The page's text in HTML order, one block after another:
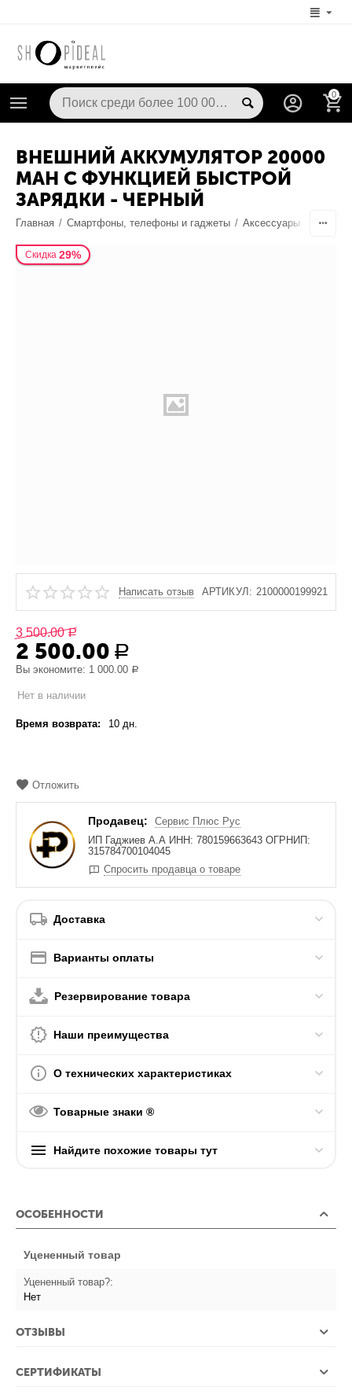
0
ВНЕШНИЙ АККУМУЛЯТОР 20000
MAH С ФУНКЦИЕЙ БЫСТРОЙ
ЗАРЯДКИ - ЧЕРНЫЙ
Главная / Смартфоны, телефоны и гаджеты / Аксессуары
Скидка 29%
Написать отзыв АРТИКУЛ: 2100000199921
3 500.00 Р
2 500.00 Р
Вы экономите: 1 000.00 Р
Нет в наличии
Время возврата: 10 дн.
Отложить
Продавец:
Сервис Плюс Рус
ИП Гаджиев А.А ИНН: 780159663643 ОГРНИП:
315784700104045
Спросить продавца о товаре
Доставка
Варианты оплаты
Резервирование товара
Наши преимущества
О технических характеристиках
Товарные знаки ®
Найдите похожие товары тут
ОСОБЕННОСТИ
Уцененный товар
Уцененный товар?:
Нет
ОТЗЫВЫ
СЕРТИФИКАТЫ